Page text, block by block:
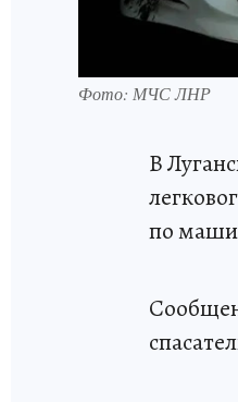
Фото: МЧС ЛНР
В
по